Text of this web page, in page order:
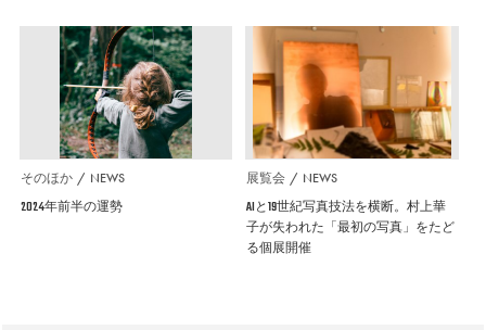
そのほか NEWS
2024年前半の運勢
展覧会 NEWS
AIと19世紀写真技法を横断。村上華
子が失われた「最初の写真」をたど
る個展開催